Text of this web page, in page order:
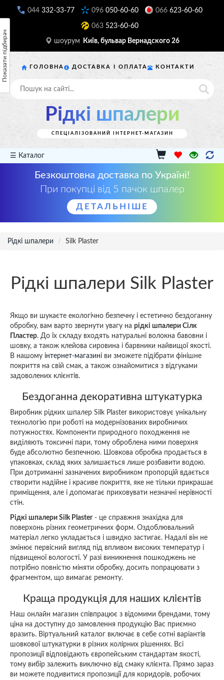
044 332-33-77 096 050-60-60 066 623-60-60
063 523-60-60
шоурум Київ, бульвар Вернадского 26
ГОЛОВНА ДОСТАВКА І ОПЛАТА КОНТАКТИ
Рідкі шпалери
СПЕЦІАЛІЗОВАНИЙ ІНТЕРНЕТ-МАГАЗИН
☰ Каталог
Безкоштовна доставка по Україні!
При покупці від 5 пачок шпалер
ДЕТАЛЬНІШЕ
Рідкі шпалери Silk Plaster
Рідкі шпалери Silk Plaster
Якщо ви шукаєте екологічно безпечну і естетично бездоганну
обробку, вам варто звернути увагу на рідкі шпалери Сілк
Пластер. До їх складу входять натуральні волокна бавовни і
шовку, а також клейова сировина і барвники найвищої якості.
В нашому інтернет-магазині ви зможете підібрати фінішне
покриття на свій смак, а також ознайомитися з відгуками
задоволених клієнтів.
Бездоганна декоративна штукатурка
Виробник рідких шпалер Silk Plaster використовує унікальну
технологію при роботі на модернізованих виробничих
потужностях. Компоненти природного походження не
виділяють токсичні пари, тому оброблена ними поверхня
буде абсолютно безпечною. Шовкова обробка продається в
упаковках, склад яких залишається лише розбавити водою.
При дотриманні зазначених виробником пропорцій вдається
створити надійне і красиве покриття, яке не тільки прикрашає
приміщення, але і допомагає приховувати незначні нерівності
стін.
Рідкі шпалери Silk Plaster- це справжня знахідка для
поверхонь різних геометричних форм. Оздоблювальний
матеріал легко укладається і швидко застигає. Надалі він не
змінює первісний вигляд під впливом високих температур і
підвищеної вологості. У разі виникнення пошкоджень не
потрібно повністю міняти обробку, досить попрацювати з
фрагментом, що вимагає ремонту.
Краща продукція для наших клієнтів
Наш онлайн магазин співпрацює з відомими брендами, тому
ціна на доступну до замовлення продукцію Вас приємно
вразить. Віртуальний каталог включає в себе сотні варіантів
шовкової штукатурки в різних колірних рішеннях. Всі
пропозиції відповідають європейським стандартам якості,
тому вибір залежить виключно від смаку клієнта. Прямо зараз
ви можете подивитися пропозиції для коридорів, робочих
Показати підбирач